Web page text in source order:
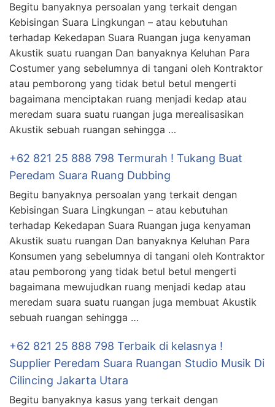
Begitu banyaknya persoalan yang terkait dengan
Kebisingan Suara Lingkungan – atau kebutuhan
terhadap Kekedapan Suara Ruangan juga kenyaman
Akustik suatu ruangan Dan banyaknya Keluhan Para
Costumer yang sebelumnya di tangani oleh Kontraktor
atau pemborong yang tidak betul betul mengerti
bagaimana menciptakan ruang menjadi kedap atau
meredam suara suatu ruangan juga merealisasikan
Akustik sebuah ruangan sehingga …
+62 821 25 888 798 Termurah ! Tukang Buat
Peredam Suara Ruang Dubbing
Begitu banyaknya persoalan yang terkait dengan
Kebisingan Suara Lingkungan – atau kebutuhan
terhadap Kekedapan Suara Ruangan juga kenyaman
Akustik suatu ruangan Dan banyaknya Keluhan Para
Konsumen yang sebelumnya di tangani oleh Kontraktor
atau pemborong yang tidak betul betul mengerti
bagaimana mewujudkan ruang menjadi kedap atau
meredam suara suatu ruangan juga membuat Akustik
sebuah ruangan sehingga …
+62 821 25 888 798 Terbaik di kelasnya !
Supplier Peredam Suara Ruangan Studio Musik Di
Cilincing Jakarta Utara
Begitu banyaknya kasus yang terkait dengan